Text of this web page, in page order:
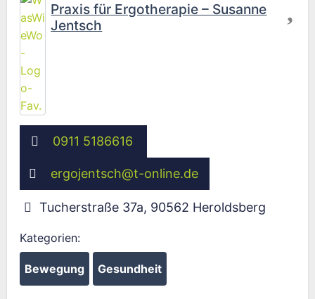
Praxis für Ergotherapie – Susanne
Jentsch
0911 5186616
ergojentsch@t-online.de
Tucherstraße 37a, 90562 Heroldsberg
Kategorien:
Bewegung Gesundheit